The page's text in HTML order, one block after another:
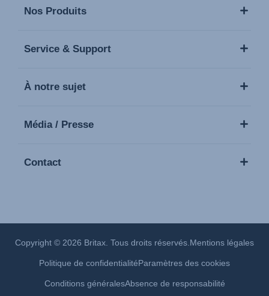
content et que vous puissiez profiter d'un voyage sans
longs trajets, et pour faciliter le transport et le
Nos Produits
Service & Support
À notre sujet
Média / Presse
Contact
Copyright © 2026 Britax. Tous droits réservés. Mentions légales
Politique de confidentialitéParamètres des cookies
Conditions généralesAbsence de responsabilité